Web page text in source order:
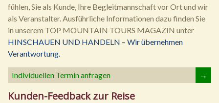
fühlen, Sie als Kunde, Ihre Begleitmannschaft vor Ort und wir
als Veranstalter. Ausführliche Informationen dazu finden Sie
in unserem TOP MOUNTAIN TOURS MAGAZIN unter
HINSCHAUEN UND HANDELN – Wir übernehmen
Verantwortung.
Individuellen Termin anfragen →
Kunden-Feedback zur Reise